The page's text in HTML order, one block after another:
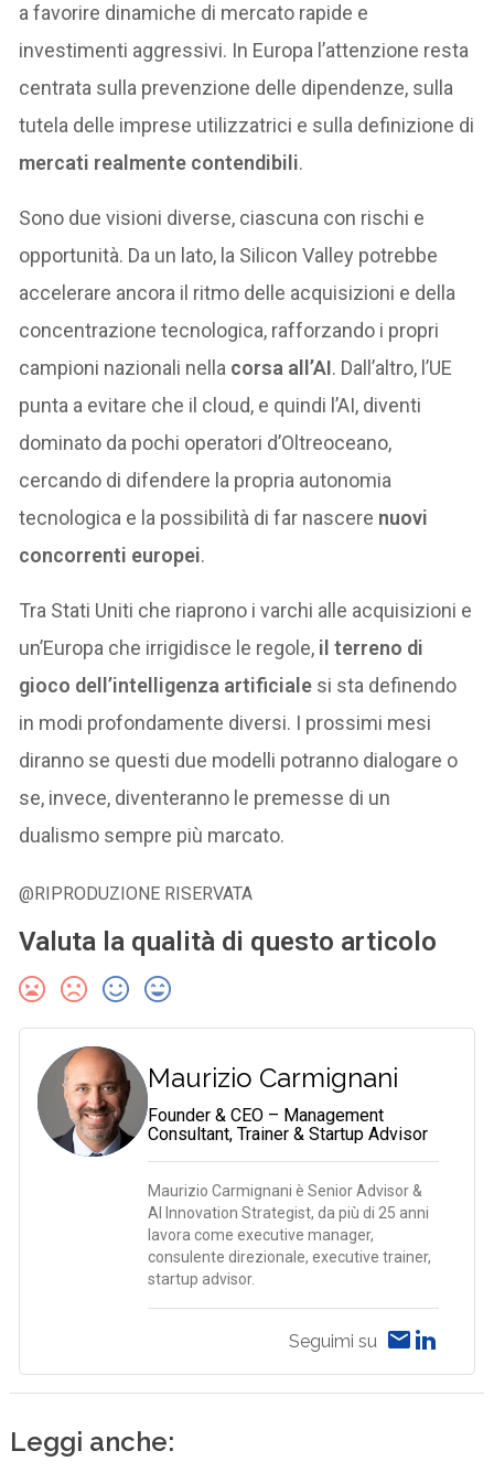
a favorire dinamiche di mercato rapide e
investimenti aggressivi. In Europa l’attenzione resta
centrata sulla prevenzione delle dipendenze, sulla
tutela delle imprese utilizzatrici e sulla definizione di
mercati realmente contendibili.
Sono due visioni diverse, ciascuna con rischi e
opportunità. Da un lato, la Silicon Valley potrebbe
accelerare ancora il ritmo delle acquisizioni e della
concentrazione tecnologica, rafforzando i propri
campioni nazionali nella corsa all’AI. Dall’altro, l’UE
punta a evitare che il cloud, e quindi l’AI, diventi
dominato da pochi operatori d’Oltreoceano,
cercando di difendere la propria autonomia
tecnologica e la possibilità di far nascere nuovi
concorrenti europei.
Tra Stati Uniti che riaprono i varchi alle acquisizioni e
un’Europa che irrigidisce le regole, il terreno di
gioco dell’intelligenza artificiale si sta definendo
in modi profondamente diversi. I prossimi mesi
diranno se questi due modelli potranno dialogare o
se, invece, diventeranno le premesse di un
dualismo sempre più marcato.
@RIPRODUZIONE RISERVATA
Valuta la qualità di questo articolo
Maurizio Carmignani
Founder & CEO – Management
Consultant, Trainer & Startup Advisor
Maurizio Carmignani è Senior Advisor &
AI Innovation Strategist, da più di 25 anni
lavora come executive manager,
consulente direzionale, executive trainer,
startup advisor.
Seguimi su
Leggi anche: